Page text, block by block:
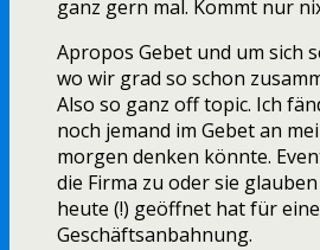
ganz gern mal. Kommt nur
Apropos Gebet und um sich
wo wir grad so schon
Also so ganz off topic. Ich
noch jemand im Gebet an
morgen denken könnte.
die Firma zu oder sie
heute (!) geöffnet hat für
Geschäftsanbahnung.